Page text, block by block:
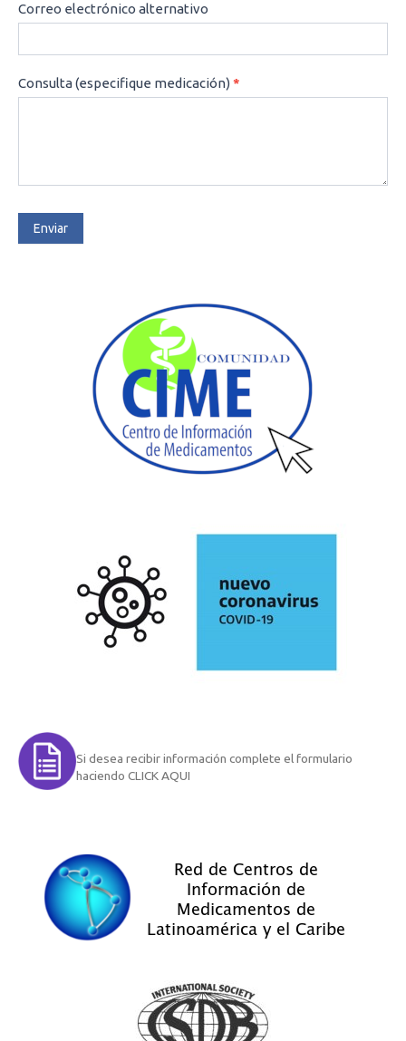
Correo electrónico alternativo
Consulta (especifique medicación)*
Enviar
Si desea recibir información complete el formulario
haciendo CLICK AQUI